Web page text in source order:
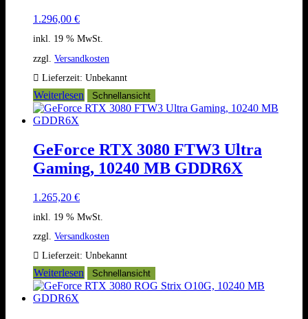
1.296,00 €
inkl. 19 % MwSt.
zzgl. Versandkosten
Lieferzeit: Unbekannt
Weiterlesen Schnellansicht
GeForce RTX 3080 FTW3 Ultra
Gaming, 10240 MB GDDR6X
1.265,20 €
inkl. 19 % MwSt.
zzgl. Versandkosten
Lieferzeit: Unbekannt
Weiterlesen Schnellansicht